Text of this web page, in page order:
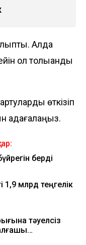
Алда
ол толыққанды
өткізіп
қадағалаңыз.
берді
1,9 млрд теңгелік
тәуелсіз